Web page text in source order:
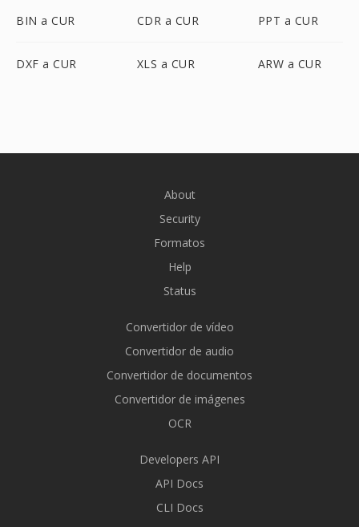
BIN a CUR CDR a CUR PPT a CUR
DXF a CUR XLS a CUR ARW a CUR
About
Security
Formatos
Help
Status
Convertidor de vídeo
Convertidor de audio
Convertidor de documentos
Convertidor de imágenes
OCR
Developers API
API Docs
CLI Docs